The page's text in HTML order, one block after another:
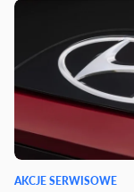
AKCJE SERWISOWE